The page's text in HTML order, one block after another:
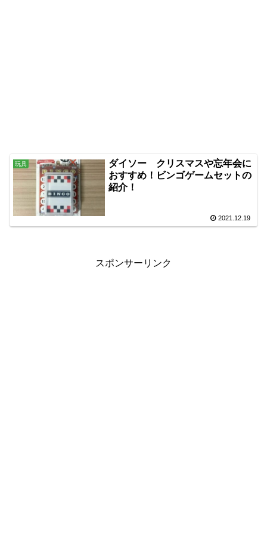
玩具
ダイソー クリスマスや忘年会に
おすすめ！ビンゴゲームセットの
紹介！
2021.12.19
スポンサーリンク